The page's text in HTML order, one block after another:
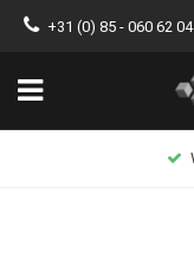
+31 (0) 85 - 060 62 04